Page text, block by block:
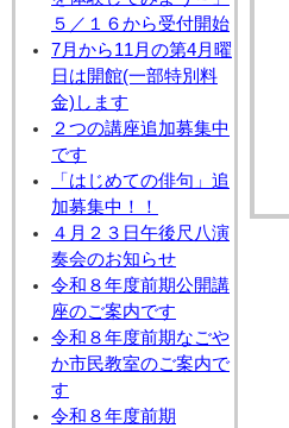
５／１６から受付開始
7月から11月の第4月曜
日は開館(一部特別料
金)します
２つの講座追加募集中
です
「はじめての俳句」追
加募集中！！
４月２３日午後尺八演
奏会のお知らせ
令和８年度前期公開講
座のご案内です
令和８年度前期なごや
か市民教室のご案内で
す
令和８年度前期